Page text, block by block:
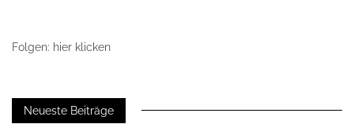
Folgen: hier klicken
Neueste Beiträge